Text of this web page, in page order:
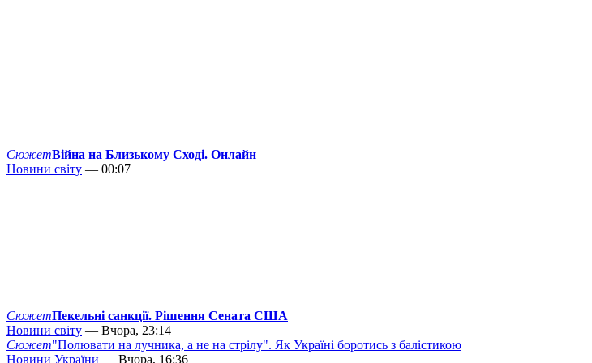
СюжетВійна на Близькому Сході. Онлайн
Новини світу — 00:07
СюжетПекельні санкції. Рішення Сената США
Новини світу — Вчора, 23:14
Сюжет"Полювати на лучника, а не на стрілу". Як Україні боротись з балістикою
Новини України — Вчора, 16:36